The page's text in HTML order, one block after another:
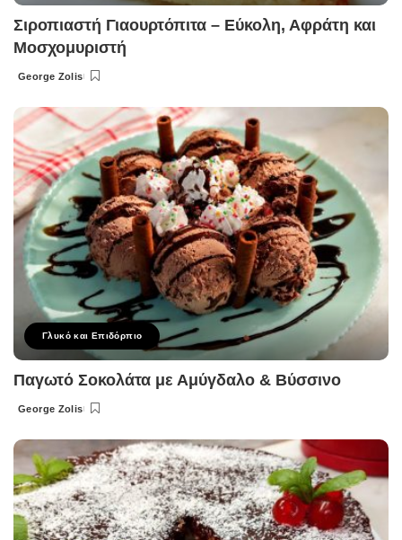
Σιροπιαστή Γιαουρτόπιτα – Εύκολη, Αφράτη και
Μοσχομυριστή
Posted
George Zolis
Γλυκό και Επιδόρπιο
Παγωτό Σοκολάτα με Αμύγδαλο & Βύσσινο
Posted
George Zolis